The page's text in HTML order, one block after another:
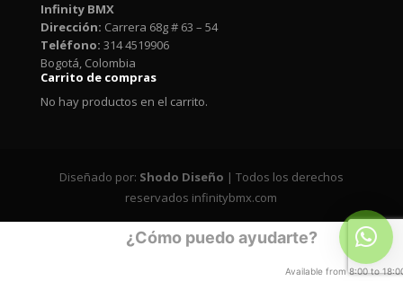
Infinity BMX
Dirección: Carrera 68g # 63 – 54
Teléfono: 314 4519906
Bogotá, Colombia
Carrito de compras
No hay productos en el carrito.
Diseñado por: Shodo Diseño | Todos los derechos
reservados infinitybmx.com
¿Cómo puedo ayudarte?
Available from 8:00 to